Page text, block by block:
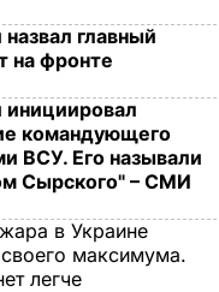
главный
на фронте
командующего
ВСУ. Его называли
Сырского" – СМИ
в Украине
своего максимума.
легче